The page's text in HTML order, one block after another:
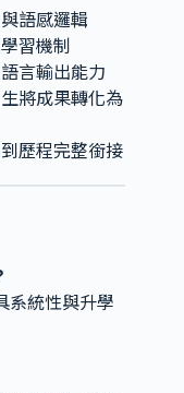
語感邏輯
習機制
言輸出能力
生將成果轉化為
到歷程完整銜接
系統性與升學